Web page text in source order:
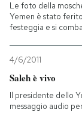
Le foto della
Yemen è stato
festeggia e si
4/6/2011
Saleh è vivo
Il presidente dello
messaggio audio